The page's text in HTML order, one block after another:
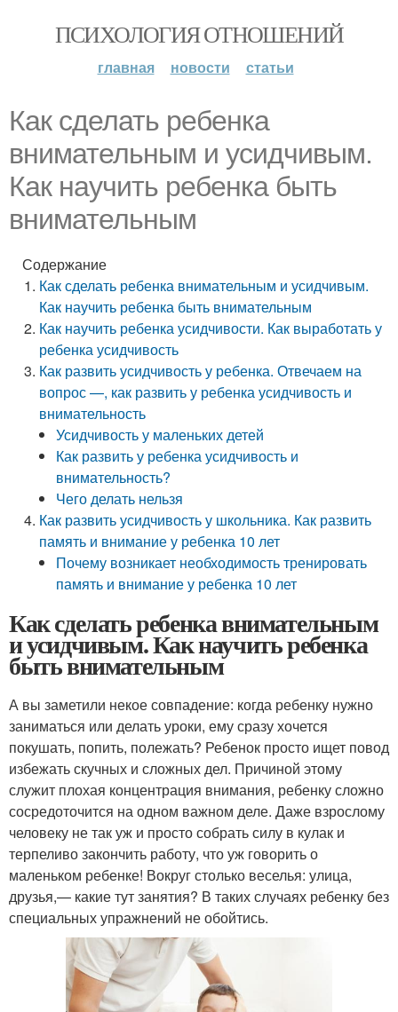
ПСИХОЛОГИЯ ОТНОШЕНИЙ
главная новости статьи
Как сделать ребенка
внимательным и усидчивым.
Как научить ребенка быть
внимательным
Содержание
Как сделать ребенка внимательным и усидчивым.
Как научить ребенка быть внимательным
Как научить ребенка усидчивости. Как выработать у
ребенка усидчивость
Как развить усидчивость у ребенка. Отвечаем на
вопрос —, как развить у ребенка усидчивость и
внимательность
Усидчивость у маленьких детей
Как развить у ребенка усидчивость и
внимательность?
Чего делать нельзя
Как развить усидчивость у школьника. Как развить
память и внимание у ребенка 10 лет
Почему возникает необходимость тренировать
память и внимание у ребенка 10 лет
Как сделать ребенка внимательным
и усидчивым. Как научить ребенка
быть внимательным
А вы заметили некое совпадение: когда ребенку нужно
заниматься или делать уроки, ему сразу хочется
покушать, попить, полежать? Ребенок просто ищет повод
избежать скучных и сложных дел. Причиной этому
служит плохая концентрация внимания, ребенку сложно
сосредоточится на одном важном деле. Даже взрослому
человеку не так уж и просто собрать силу в кулак и
терпеливо закончить работу, что уж говорить о
маленьком ребенке! Вокруг столько веселья: улица,
друзья,— какие тут занятия? В таких случаях ребенку без
специальных упражнений не обойтись.